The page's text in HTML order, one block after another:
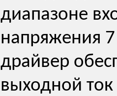
диапазоне
напряжения
драйвер
выходной